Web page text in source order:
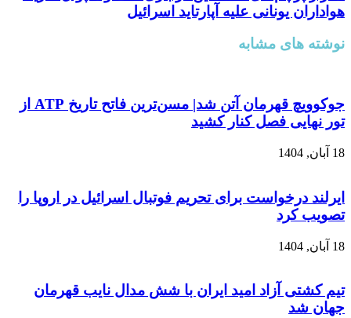
هواداران یونانی علیه آپارتاید اسرائیل
نوشته های مشابه
جوکوویچ قهرمان آتن شد| مسن‌ترین فاتح تاریخ ATP از
تور نهایی فصل کنار کشید
18 آبان, 1404
ایرلند درخواست برای تحریم فوتبال اسرائیل در اروپا را
تصویب کرد
18 آبان, 1404
تیم کشتی آزاد امید ایران با شش مدال نایب قهرمان
جهان شد